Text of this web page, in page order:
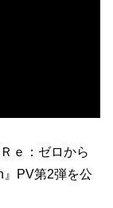
ｅ：ゼロから
PV第2弾を公